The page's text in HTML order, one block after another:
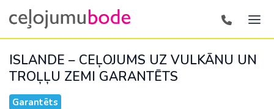
ISLANDE – CEĻOJUMS UZ VULKĀNU UN
TROĻĻU ZEMI GARANTĒTS
Garantēts